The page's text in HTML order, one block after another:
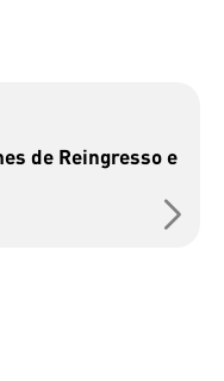
de Reingresso e